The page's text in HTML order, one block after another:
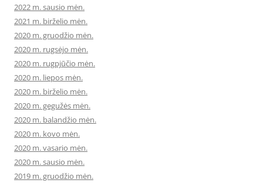
2022 m. sausio mėn.
2021 m. birželio mėn.
2020 m. gruodžio mėn.
2020 m. rugsėjo mėn.
2020 m. rugpjūčio mėn.
2020 m. liepos mėn.
2020 m. birželio mėn.
2020 m. gegužės mėn.
2020 m. balandžio mėn.
2020 m. kovo mėn.
2020 m. vasario mėn.
2020 m. sausio mėn.
2019 m. gruodžio mėn.